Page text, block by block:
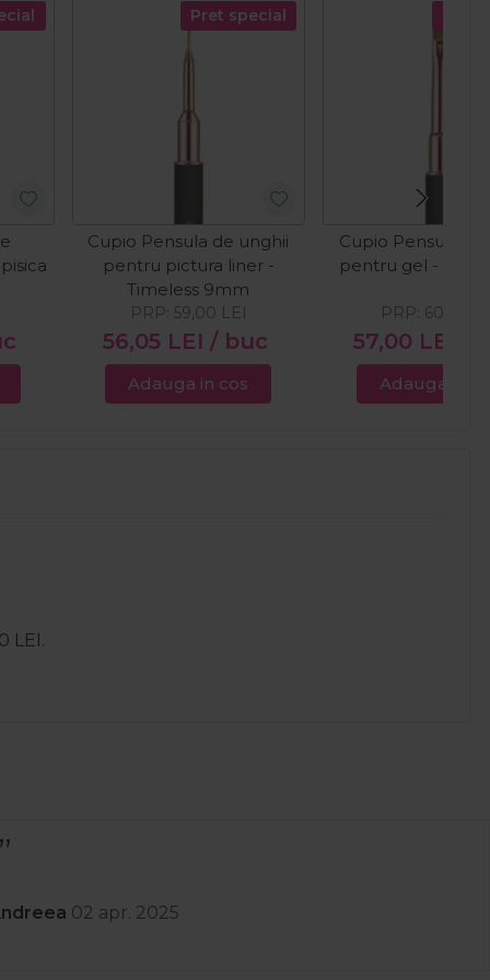
Pret special
Cupio Pensula de unghii
pentru pictura liner -
Timeless 9mm
56,05 LEI / buc
PRP: 59,00 LEI
Adauga in cos
Cupio Pensula
pentru gel -
57,00 LEI
PRP: 60,00
Adauga in
LEI.
rapid prompți cu lucruri de calitate am luat ceva
.Recomand